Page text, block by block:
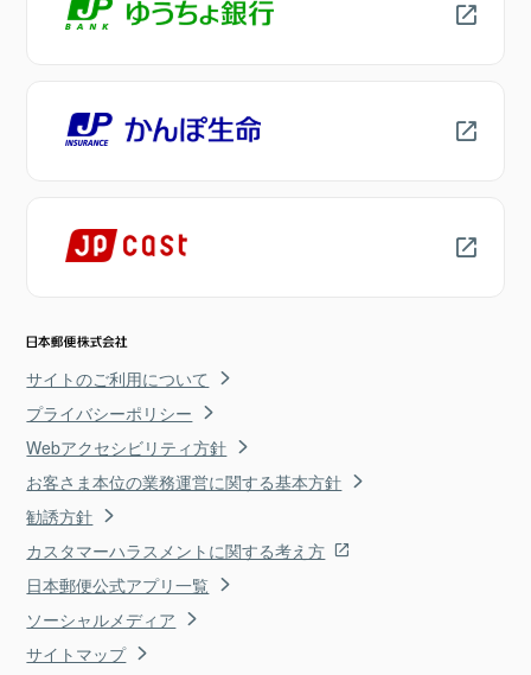
サイトのご利用について
プライバシーポリシー
Webアクセシビリティ方針
お客さま本位の業務運営に関する基本方針
勧誘方針
カスタマーハラスメントに関する考え方
日本郵便公式アプリ一覧
ソーシャルメディア
サイトマップ